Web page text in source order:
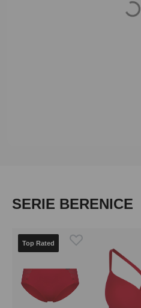
Loading...
Produktgalerie überspringen
SERIE BERENICE
Top Rated